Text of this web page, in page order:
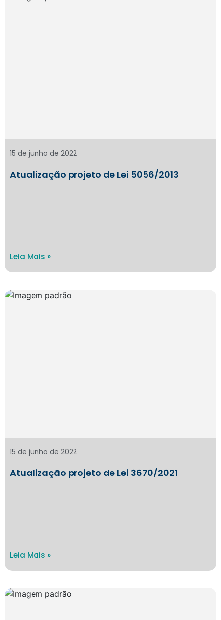
Atualização projeto de Lei 5056/2013
15 de junho de 2022
Leia Mais »
Atualização projeto de Lei 3670/2021
15 de junho de 2022
Leia Mais »